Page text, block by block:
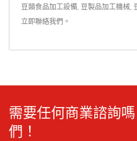
豆類食品加工設備 豆製品加工機械
立即聯絡我們 。
需要任何商業諮詢
們！